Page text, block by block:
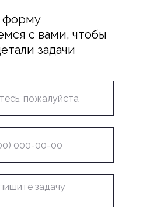
форму
с вами, чтобы
задачи